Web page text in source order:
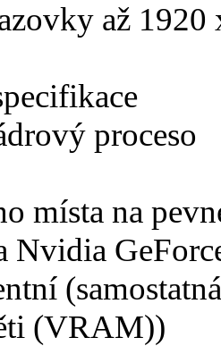
až 1920
proceso
místa na
Nvidia
(VRAM))